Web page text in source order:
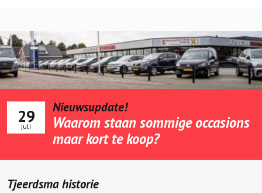
29
juli
Nieuwsupdate!
Waarom staan sommige occasions
maar kort te koop?
Tjeerdsma historie